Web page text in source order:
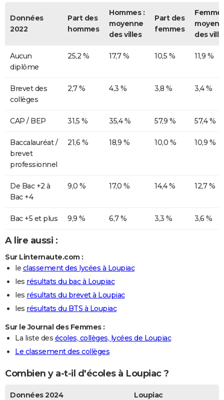
Données
2022
Part des
hommes
Hommes :
moyenne
des villes
Part des
femmes
des
Aucun
diplôme
25,2 % 17,7 % 10,5 % 11,9 %
Brevet des
collèges
2,7 % 4,3 % 3,8 % 3,4 %
CAP / BEP 31,5 % 35,4 % 57,9 % 57,4 %
Baccalauréat /
brevet
professionnel
21,6 % 18,9 % 10,0 % 10,9 %
De Bac +2 à
Bac +4
9,0 % 17,0 % 14,4 % 12,7 %
Bac +5 et plus 9,9 % 6,7 % 3,3 % 3,6 %
A lire aussi :
Sur Linternaute.com :
le classement des lycées à Loupiac
les résultats du bac à Loupiac
les résultats du brevet à Loupiac
les résultats du BTS à Loupiac
Sur le Journal des Femmes :
La liste des écoles, collèges, lycées de Loupiac
Le classement des collèges
Combien y a-t-il d'écoles à Loupiac ?
Données 2024 Loupiac